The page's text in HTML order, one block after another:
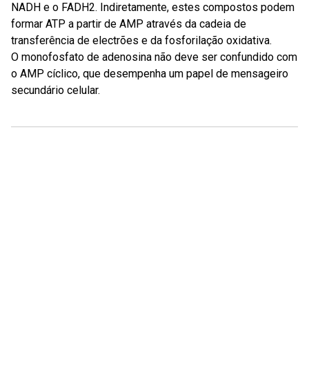
NADH e o FADH2. Indiretamente, estes compostos podem
formar ATP a partir de AMP através da cadeia de
transferência de electrões e da fosforilação oxidativa.
O monofosfato de adenosina não deve ser confundido com
o AMP cíclico, que desempenha um papel de mensageiro
secundário celular.